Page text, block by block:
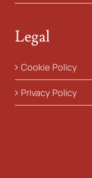
Legal
Cookie Policy
Privacy Policy